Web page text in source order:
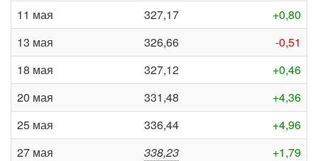
11 мая
327,17
+0,80
13 мая
326,66
-0,51
18 мая
327,12
+0,46
20 мая
331,48
+4,36
25 мая
336,44
+4,96
27 мая
338,23 +1,79